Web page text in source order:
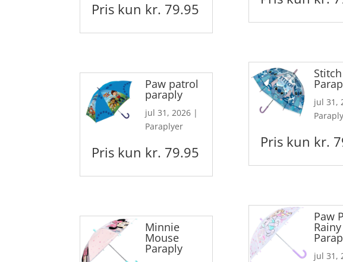
Pris kun kr. 79.95
Paw patrol
paraply
jul 31, 2026 |
Paraplyer
Pris kun kr. 79.95
Minnie
Mouse
Paraply
Stitch
jul 31,
Pris kun kr.
Paw
jul 31,